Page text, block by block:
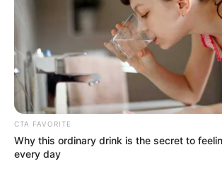
CTA FAVORITE
Why this ordinary drink is the secret to
every day